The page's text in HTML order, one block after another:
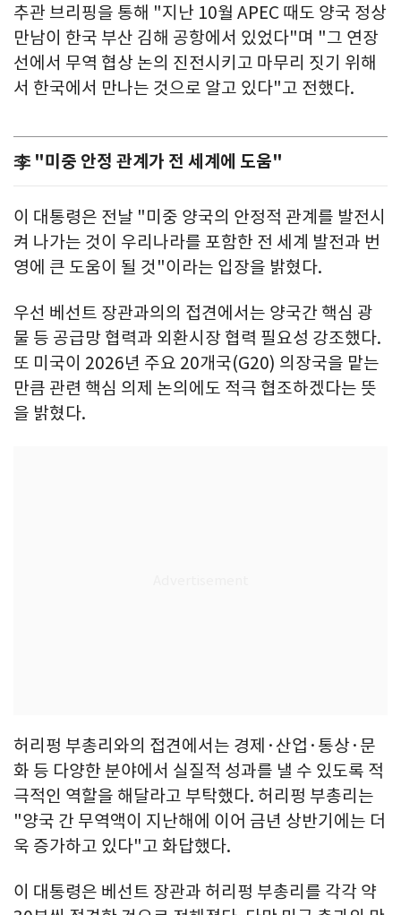
추관 브리핑을 통해 "지난 10월 APEC 때도 양국 정상
만남이 한국 부산 김해 공항에서 있었다"며 "그 연장
선에서 무역 협상 논의 진전시키고 마무리 짓기 위해
서 한국에서 만나는 것으로 알고 있다"고 전했다.
李 "미중 안정 관계가 전 세계에 도움"
이 대통령은 전날 "미중 양국의 안정적 관계를 발전시
켜 나가는 것이 우리나라를 포함한 전 세계 발전과 번
영에 큰 도움이 될 것"이라는 입장을 밝혔다.
우선 베선트 장관과의의 접견에서는 양국간 핵심 광
물 등 공급망 협력과 외환시장 협력 필요성 강조했다.
또 미국이 2026년 주요 20개국(G20) 의장국을 맡는
만큼 관련 핵심 의제 논의에도 적극 협조하겠다는 뜻
을 밝혔다.
허리펑 부총리와의 접견에서는 경제·산업·통상·문
화 등 다양한 분야에서 실질적 성과를 낼 수 있도록 적
극적인 역할을 해달라고 부탁했다. 허리펑 부총리는
"양국 간 무역액이 지난해에 이어 금년 상반기에는 더
욱 증가하고 있다"고 화답했다.
이 대통령은 베선트 장관과 허리펑 부총리를 각각 약